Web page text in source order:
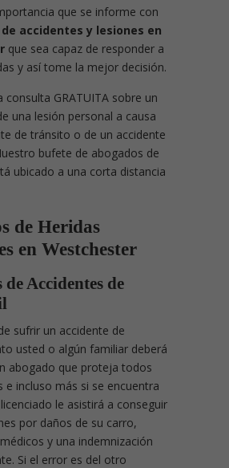
que se informe con
accidentes y lesiones en
que sea capaz de responder a
y así tome la mejor decisión.
consulta GRATUITA sobre un
una lesión personal a causa
de tránsito o de un accidente
bufete de abogados de
ubicado a una corta distancia
de Heridas
en Westchester
Accidentes de
sufrir un accidente de
usted o algún familiar deberá
abogado que proteja todos
e incluso más si se encuentra
le asistirá a conseguir
por daños de su carro,
y una indemnización
Si el error es del otro